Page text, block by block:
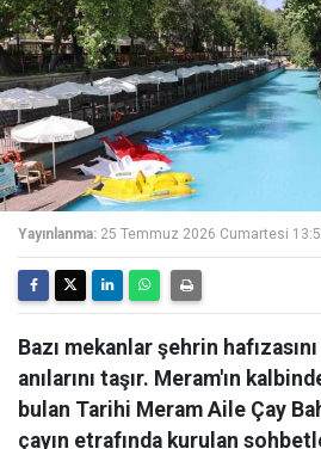
Yayınlanma: 25 Temmuz 2026 Cumartesi
Bazı mekanlar şehrin
anılarını taşır. Meram'ın
bulan Tarihi Meram Aile Çay
çayın etrafında kurulan